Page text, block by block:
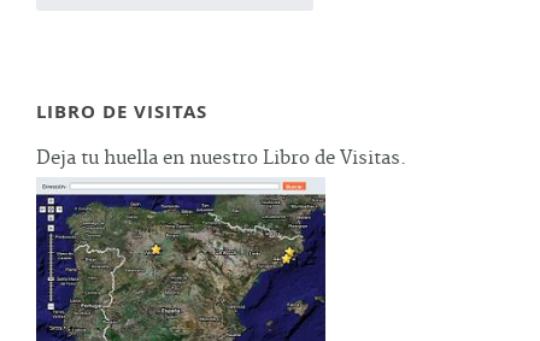
LIBRO DE VISITAS
Deja tu huella en nuestro Libro de Visitas.